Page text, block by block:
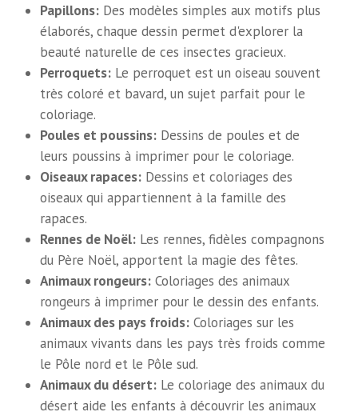
Papillons: Des modèles simples aux motifs plus
élaborés, chaque dessin permet d'explorer la
beauté naturelle de ces insectes gracieux.
Perroquets: Le perroquet est un oiseau souvent
très coloré et bavard, un sujet parfait pour le
coloriage.
Poules et poussins: Dessins de poules et de
leurs poussins à imprimer pour le coloriage.
Oiseaux rapaces: Dessins et coloriages des
oiseaux qui appartiennent à la famille des
rapaces.
Rennes de Noël: Les rennes, fidèles compagnons
du Père Noël, apportent la magie des fêtes.
Animaux rongeurs: Coloriages des animaux
rongeurs à imprimer pour le dessin des enfants.
Animaux des pays froids: Coloriages sur les
animaux vivants dans les pays très froids comme
le Pôle nord et le Pôle sud.
Animaux du désert: Le coloriage des animaux du
désert aide les enfants à découvrir les animaux